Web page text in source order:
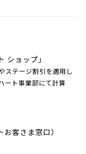
ショップ」
ステージ割引を適用し
ート事業部にて計算
客さま窓口）